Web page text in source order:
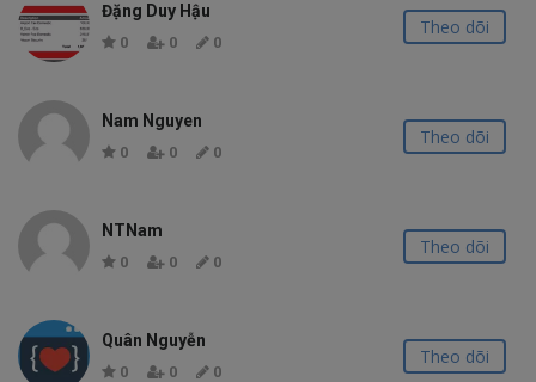
Đặng Duy Hậu
0 0 0
Theo dõi
Nam Nguyen
0 0 0
Theo dõi
NTNam
0 0 0
Theo dõi
Quân Nguyễn
0 0 0
Theo dõi